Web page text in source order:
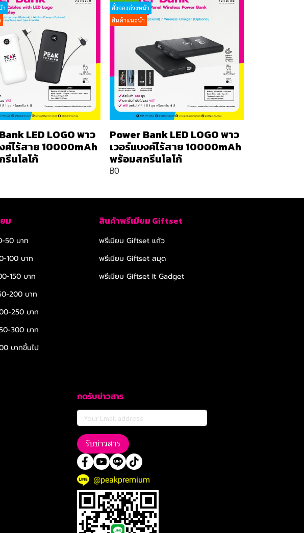
า
LED LOGO พาว
ค์ไร้สาย 10000mAh
นโลโก้
สั่งจองล่วงหน้า
สินค้าแนะนำ
Power Bank LED LOGO พาว
เวอร์แบงค์ไร้สาย 10000mAh
พร้อมสกรีนโลโก้
฿0
ม
50 บาท
100 บาท
150 บาท
200 บาท
250 บาท
300 บาท
บาทขึ้นไป
สินค้าพรีเมียม Giftset
พรีเมียม Giftset แก้ว
พรีเมียม Giftset สมุด
พรีเมียม Giftset It Gadget
กดรับข่าวสาร
รับข่าวสาร
@peakpremium